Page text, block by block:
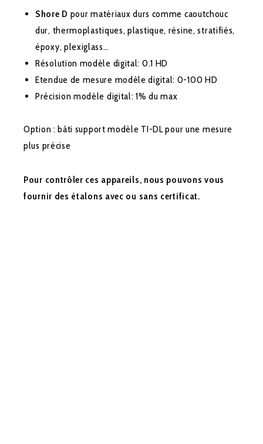
Shore D pour matériaux durs comme caoutchouc
dur, thermoplastiques, plastique, résine, stratifiés,
époxy, plexiglass…
Résolution modèle digital: 0.1 HD
Etendue de mesure modèle digital: 0-100 HD
Précision modèle digital: 1% du max
Option : bâti support modèle TI-DL pour une mesure
plus précise
Pour contrôler ces appareils, nous pouvons vous
fournir des étalons avec ou sans certificat.